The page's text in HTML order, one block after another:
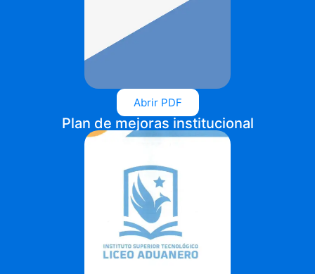
Abrir PDF
Plan de mejoras institucional